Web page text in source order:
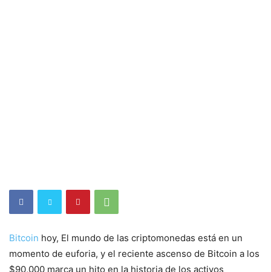
Bitcoin hoy, El mundo de las criptomonedas está en un
momento de euforia, y el reciente ascenso de Bitcoin a los
$90,000 marca un hito en la historia de los activos